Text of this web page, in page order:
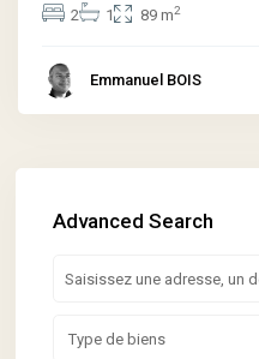
2 1 89 m2
Emmanuel BOIS
Advanced Search
Type de biens